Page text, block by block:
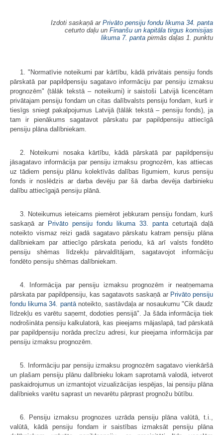
Izdoti saskaņā ar Privāto pensiju fondu likuma 34. panta
ceturto daļu un Finanšu un kapitāla tirgus komisijas
likuma 7. panta pirmās daļas 1. punktu
1. "Normatīvie noteikumi par kārtību, kādā privātais pensiju fonds
pārskatā par papildpensiju sagatavo informāciju par pensiju izmaksu
prognozēm" (tālāk tekstā – noteikumi) ir saistoši Latvijā licencētam
privātajam pensiju fondam un citas dalībvalsts pensiju fondam, kurš ir
tiesīgs sniegt pakalpojumus Latvijā (tālāk tekstā – pensiju fonds), ja
tam ir pienākums sagatavot pārskatu par papildpensiju attiecīgā
pensiju plāna dalībniekam.
2. Noteikumi nosaka kārtību, kādā pārskatā par papildpensiju
jāsagatavo informācija par pensiju izmaksu prognozēm, kas attiecas
uz tādiem pensiju plānu kolektīvās dalības līgumiem, kurus pensiju
fonds ir noslēdzis ar darba devēju par šā darba devēja darbinieku
dalību attiecīgajā pensiju plānā.
3. Noteikumus ieteicams piemērot jebkuram pensiju fondam, kurš
saskaņā ar Privāto pensiju fondu likuma 33. panta ceturtajā daļā
noteikto vismaz reizi gadā sagatavo pārskatu katram pensiju plāna
dalībniekam par attiecīgo pārskata periodu, kā arī valsts fondēto
pensiju shēmas līdzekļu pārvaldītājam, sagatavojot informāciju
fondēto pensiju shēmas dalībniekam.
4. Informācija par pensiju izmaksu prognozēm ir neatņemama
pārskata par papildpensiju, kas sagatavots saskaņā ar Privāto pensiju
fondu likuma 34. pantānoteikto, sastāvdaļa ar nosaukumu "Cik daudz
līdzekļu es varētu saņemt, dodoties pensijā". Ja šāda informācija tiek
nodrošināta pensiju kalkulatorā, kas pieejams mājaslapā, tad pārskatā
par papildpensiju norāda precīzu adresi, kur pieejama informācija par
pensiju izmaksu prognozēm.
5. Informāciju par pensiju izmaksu prognozēm sagatavo vienkāršā
un plašam pensiju plānu dalībnieku lokam saprotamā valodā, ietverot
paskaidrojumus un izmantojot vizualizācijas iespējas, lai pensiju plāna
dalībnieks varētu saprast un nevarētu pārprast prognožu būtību.
6. Pensiju izmaksu prognozes uzrāda pensiju plāna valūtā, t.i.,
valūtā, kādā pensiju fondam ir saistības izmaksāt pensiju plāna